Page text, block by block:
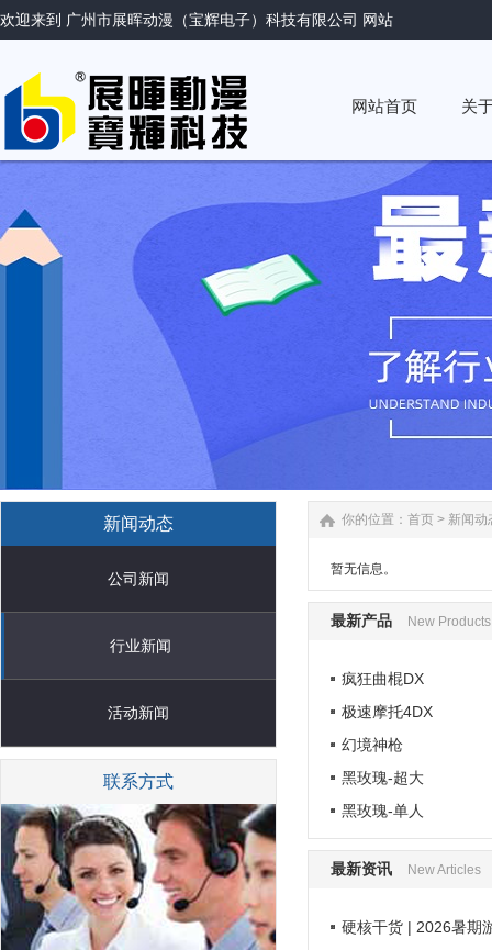
欢迎来到 广州市展晖动漫（宝辉电子）科技有限公司 网站
网站首页 关
新闻动态
公司新闻
行业新闻
活动新闻
联系方式
你的位置： 首页 > 新闻动
暂无信息。
最新产品 New Products
疯狂曲棍DX
极速摩托4DX
幻境神枪
黑玫瑰-超大
黑玫瑰-单人
最新资讯 New Articles
硬核干货 | 2026暑期